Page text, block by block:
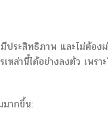
ระสิทธิภาพ และไม่ต้อง
ล่านี้ได้อย่างลงตัว เพรา
มากขึ้น: